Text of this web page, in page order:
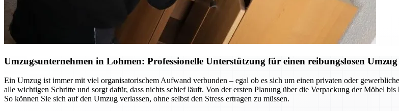
Umzugsunternehmen in Lohmen: Professionelle Unterstützung für einen reibungslosen Umzug
Ein Umzug ist immer mit viel organisatorischem Aufwand verbunden – egal ob es sich um einen privaten oder
alle wichtigen Schritte und sorgt dafür, dass nichts schief läuft. Von der ersten Planung über die Verpackung der Möbel
So können Sie sich auf den Umzug verlassen, ohne selbst den Stress ertragen zu müssen.